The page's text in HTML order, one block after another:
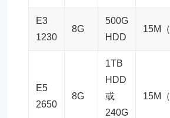
E3
1230
8G
500G
HDD
15M
E5
2650
8G
1TB
HDD
或
240G
15M